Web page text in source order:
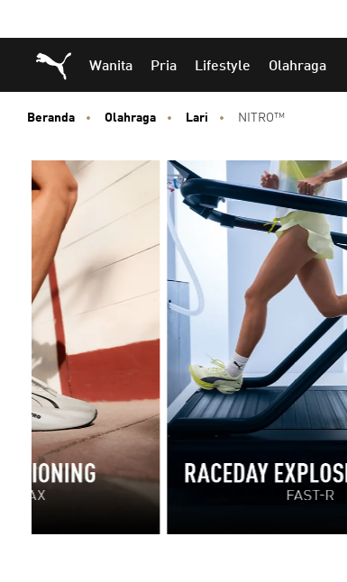
Puma Beranda
Wanita Pria Lifestyle Olahraga
Beranda Olahraga Lari NITRO™